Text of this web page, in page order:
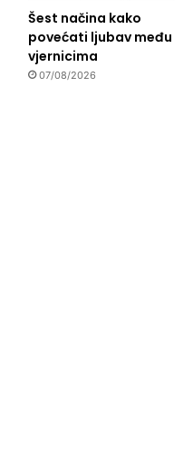
Šest načina kako
povećati ljubav među
vjernicima
07/08/2026